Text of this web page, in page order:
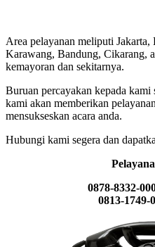
Area pelayanan meliputi
Karawang, Bandung, Cikarang,
kemayoran dan sekitarnya.
Buruan percayakan kepada kami
kami akan memberikan
mensukseskan acara anda.
Hubungi kami segera dan
0878-8332-
0813-1749-